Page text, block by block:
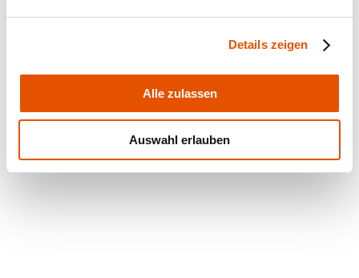
Details zeigen
Alle zulassen
Auswahl erlauben